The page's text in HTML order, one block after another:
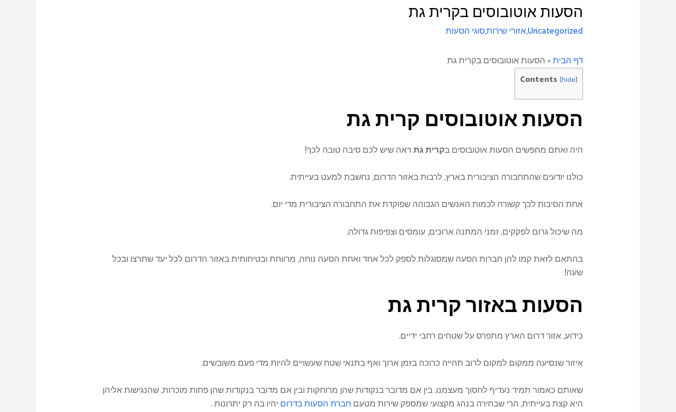
הסעות אוטובוסים בקרית גת
Uncategorized
,אזורי שירות,סוגי הסעות
דף הבית» הסעות אוטובוסים בקרית גת
Contents [hide]
הסעות אוטובוסים קרית גת
היה ואתם מחפשים הסעות אוטובוסים בקרית גתראה שיש לכם סיבה טובה לכך!
כולנו יודעים שהתחבורה הציבורית בארץ, לרבות באזור הדרום, נחשבת למעט בעייתית.
אחת הסיבות לכך קשורה לכמות האנשים הגבוהה שפוקדת את התחבורה הציבורית מדי יום.
מה שיכול גרום לפקקים, זמני המתנה ארוכים, עומסים וצפיפות גדולה.
בהתאם לזאת קמו להן חברות הסעה שמסוגלות לספק לכל אחד ואחת הסעה נוחה, מרווחת ובטיחותית באזור הדרום לכל יעד שתרצו ובכל
שעה!
הסעות באזורקרית גת
כידוע, אזור דרום הארץ מתפרס על שטחים רחבי ידיים.
איזור שנסיעה ממקום למקום לרוב תהייה כרוכה בזמן ארוך ואף בתנאי שטח שעשויים להיות מדי פעם משובשים.
שאותם כאמור תמיד נעדיף לחסוך מעצמנו. בין אם מדובר בנקודות שהן מרוחקות ובין אם מדובר בנקודות שהן פחות מוכרות, שהנגישות אליהן
היא קצת בעייתית, הרי שבחירה בנהג מקצועי שמספק שירות מטעם חברת הסעות בדרום יהיו בה רק יתרונות .